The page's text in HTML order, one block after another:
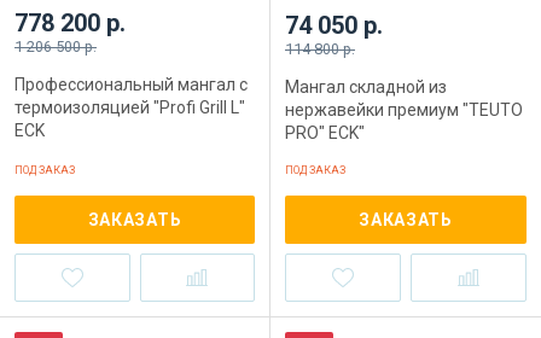
778 200 р.
1 206 500 р.
Профессиональный мангал с
термоизоляцией "Profi Grill L"
ECK
ПОД ЗАКАЗ
ЗАКАЗАТЬ
74 050 р.
114 800 р.
Мангал складной из
нержавейки премиум "TEUTO
PRO" ECK"
ПОД ЗАКАЗ
ЗАКАЗАТЬ